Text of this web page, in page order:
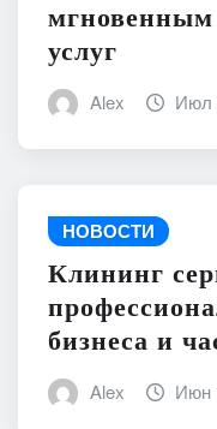
мгновенным
услуг
Alex Июл
НОВОСТИ
Клининг
бизнеса и
Alex Июн